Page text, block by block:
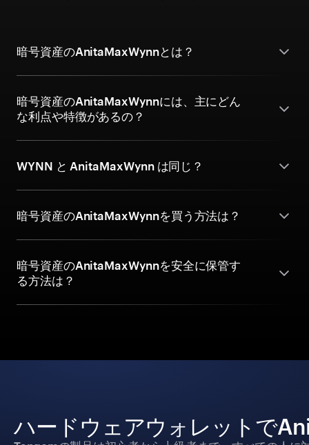
暗号資産のAnitaMaxWynnとは？
暗号資産のAnitaMaxWynnには、主にどん
な利点や特徴があるの？
WYNN と AnitaMaxWynn は同じ？
暗号資産のAnitaMaxWynnを買う方法は？
暗号資産のAnitaMaxWynnを安全に保管す
る方法は？
ハードウェアウォレットで